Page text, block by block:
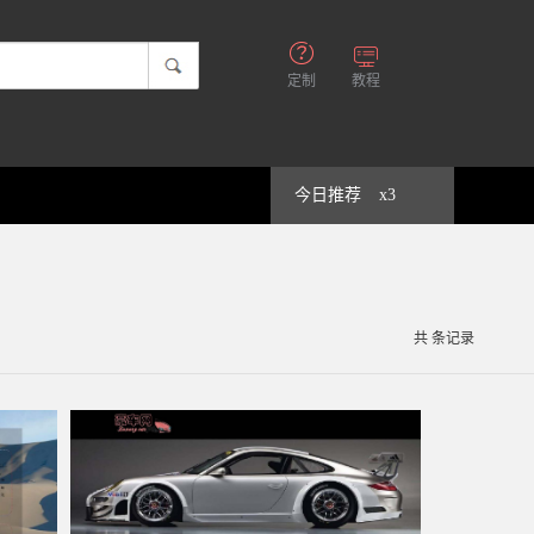
定制 教程
今日推荐 x3
共 条记录